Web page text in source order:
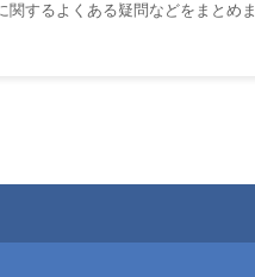
するよくある疑問などをまとめま